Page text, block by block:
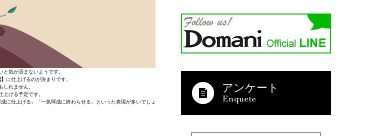
と気が済まないようです。
に仕上げるのが決まりです。
しれません。
上げる予定です。
に仕上げる」「一気呵成に終わらせる」といった表現が多いでしょ
アンケート